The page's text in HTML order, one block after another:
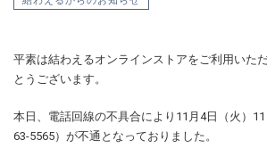
平素は結わえるオンラインストアをご利用いた
とうございます。
本日、電話回線の不具合により11月4日（火）
63-5565）が不通となっておりました。